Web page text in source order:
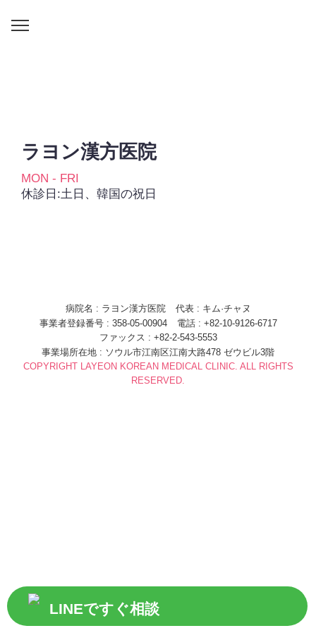
ラヨン漢方医院
MON - FRI
休診日:土日、韓国の祝日
病院名 : ラヨン漢方医院
代表 : キム·チャヌ
事業者登録番号 : 358-05-00904
電話 : +82-10-9126-6717
ファックス : +82-2-543-5553
事業場所在地 : ソウル市江南区江南大路478 ゼウビル3階
COPYRIGHT LAYEON KOREAN MEDICAL CLINIC. ALL RIGHTS
RESERVED.
LINEですぐ相談